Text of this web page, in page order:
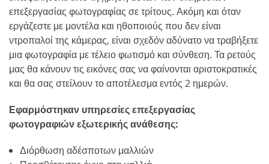
επεξεργασίας φωτογραφίας σε τρίτους. Ακόμη και όταν
εργάζεστε με μοντέλα και ηθοποιούς που δεν είναι
ντροπαλοί της κάμερας, είναι σχεδόν αδύνατο να τραβήξετε
μια φωτογραφία με τέλειο φωτισμό και σύνθεση. Τα ρετούς
μας θα κάνουν τις εικόνες σας να φαίνονται αριστοκρατικές
και θα σας στείλουν το αποτέλεσμα εντός 2 ημερών.
Εφαρμόστηκαν υπηρεσίες επεξεργασίας
φωτογραφιών εξωτερικής ανάθεσης:
Διόρθωση αδέσποτων μαλλιών